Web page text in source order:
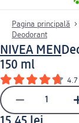
Pagina principală
Deodorant
NIVEA MEN
150 ml
4.7